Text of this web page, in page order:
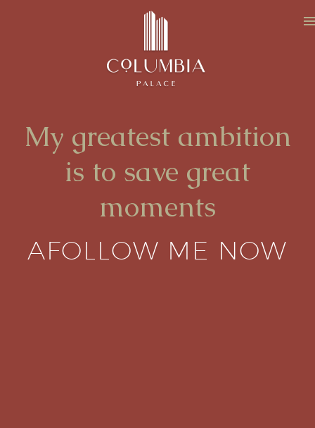
My greatest ambition
is to save great
moments
AFOLLOW ME NOW